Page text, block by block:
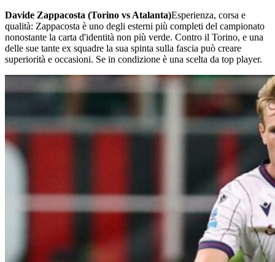
Davide Zappacosta (Torino vs Atalanta)Esperienza, corsa e
qualità: Zappacosta è uno degli esterni più completi del campionato
nonostante la carta d'identità non più verde. Contro il Torino, e una
delle sue tante ex squadre la sua spinta sulla fascia può creare
superiorità e occasioni. Se in condizione è una scelta da top player.